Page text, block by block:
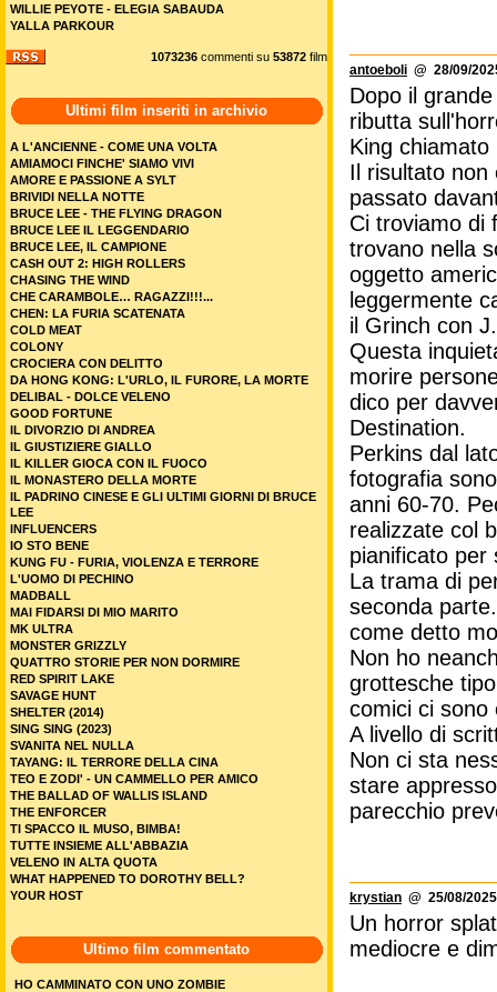
antoeboli @ 28/09/
Dopo il
ributta
King
Il risultato non
passato
Ci troviamo di
trovano nella
oggetto
leggermente
il Grinch con
Questa
morire
dico per
Destination.
Perkins dal
fotografia
anni 60-70.
realizzate col
pianificato per
La trama di
seconda
come detto
Non ho
grottesche
comici ci sono
A livello di
Non ci sta
stare
parecchio
krystian @ 25/08/
Un horror
mediocre e
WILLIE PEYOTE - ELEGIA SABAUDA
YALLA PARKOUR
1073236 commenti su 53872 film
Ultimi film inseriti in archivio
A L'ANCIENNE - COME UNA VOLTA
AMIAMOCI FINCHE' SIAMO VIVI
AMORE E PASSIONE A SYLT
BRIVIDI NELLA NOTTE
BRUCE LEE - THE FLYING DRAGON
BRUCE LEE IL LEGGENDARIO
BRUCE LEE, IL CAMPIONE
CASH OUT 2: HIGH ROLLERS
CHASING THE WIND
CHE CARAMBOLE… RAGAZZI!!!...
CHEN: LA FURIA SCATENATA
COLD MEAT
COLONY
CROCIERA CON DELITTO
DA HONG KONG: L'URLO, IL FURORE, LA MORTE
DELIBAL - DOLCE VELENO
GOOD FORTUNE
IL DIVORZIO DI ANDREA
IL GIUSTIZIERE GIALLO
IL KILLER GIOCA CON IL FUOCO
IL MONASTERO DELLA MORTE
IL PADRINO CINESE E GLI ULTIMI GIORNI DI BRUCE
LEE
INFLUENCERS
IO STO BENE
KUNG FU - FURIA, VIOLENZA E TERRORE
L'UOMO DI PECHINO
MADBALL
MAI FIDARSI DI MIO MARITO
MK ULTRA
MONSTER GRIZZLY
QUATTRO STORIE PER NON DORMIRE
RED SPIRIT LAKE
SAVAGE HUNT
SHELTER (2014)
SING SING (2023)
SVANITA NEL NULLA
TAYANG: IL TERRORE DELLA CINA
TEO E ZODI' - UN CAMMELLO PER AMICO
THE BALLAD OF WALLIS ISLAND
THE ENFORCER
TI SPACCO IL MUSO, BIMBA!
TUTTE INSIEME ALL'ABBAZIA
VELENO IN ALTA QUOTA
WHAT HAPPENED TO DOROTHY BELL?
YOUR HOST
Ultimo film commentato
HO CAMMINATO CON UNO ZOMBIE